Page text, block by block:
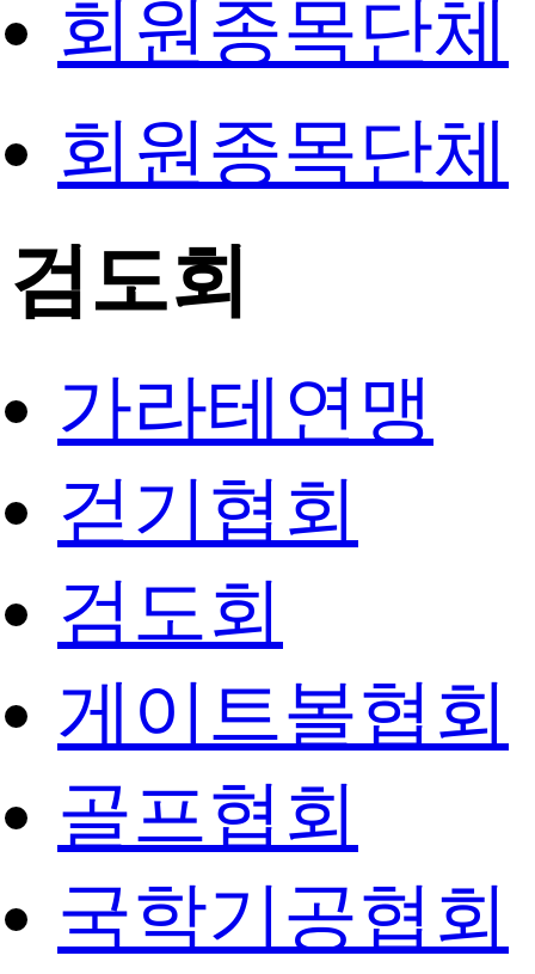
회원종목단체
회원종목단체
검도회
가라테연맹
걷기협회
검도회
게이트볼협회
골프협회
국학기공협회